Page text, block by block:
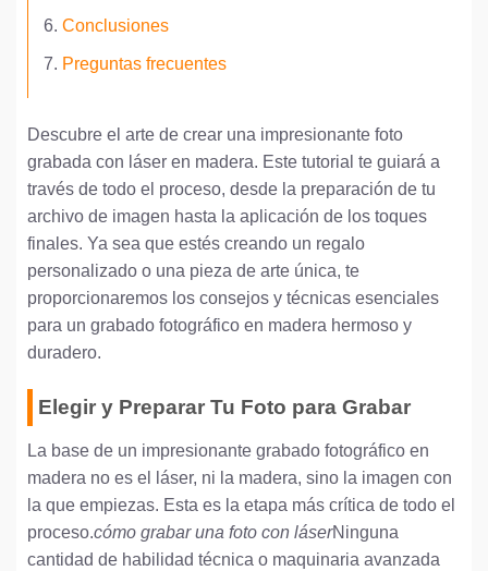
Conclusiones
Preguntas frecuentes
Descubre el arte de crear una impresionante foto
grabada con láser en madera. Este tutorial te guiará a
través de todo el proceso, desde la preparación de tu
archivo de imagen hasta la aplicación de los toques
finales. Ya sea que estés creando un regalo
personalizado o una pieza de arte única, te
proporcionaremos los consejos y técnicas esenciales
para un grabado fotográfico en madera hermoso y
duradero.
Elegir y Preparar Tu Foto para Grabar
La base de un impresionante grabado fotográfico en
madera no es el láser, ni la madera, sino la imagen con
la que empiezas. Esta es la etapa más crítica de todo el
proceso.cómo grabar una foto con láserNinguna
cantidad de habilidad técnica o maquinaria avanzada